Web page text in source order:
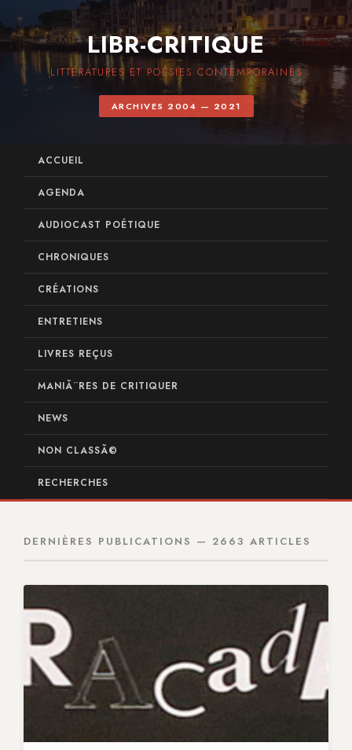
LIBR-CRITIQUE
LITTÉRATURES ET POÉSIES CONTEMPORAINES
ARCHIVES 2004 — 2021
ACCUEIL
AGENDA
AUDIOCAST POÉTIQUE
CHRONIQUES
CRÉATIONS
ENTRETIENS
LIVRES REÇUS
MANIÃ¨RES DE CRITIQUER
NEWS
NON CLASSÃ©
RECHERCHES
DERNIÈRES PUBLICATIONS — 2663 ARTICLES